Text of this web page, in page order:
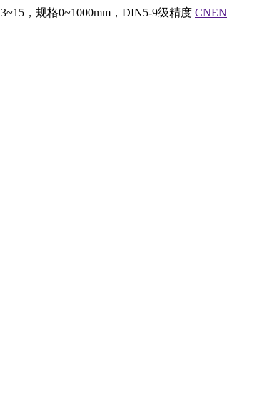
，规格0~1000mm，DIN5-9级精度 CNEN